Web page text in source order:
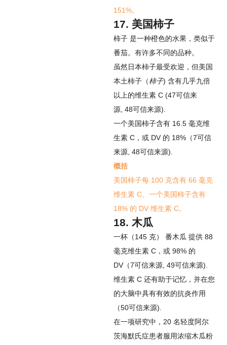
151%。
17. 美国柿子
柿子 是一种橙色的水果，类似于
番茄。有许多不同的品种。
虽然日本柿子最受欢迎，但美国
本土柿子（柿子) 含有几乎九倍
以上的维生素 C (47可信来
源 48可信来源).
一个美国柿子含有 16.5 毫克维
生素 C，或 DV 的 18%（7可信
来源 48可信来源).
概括
美国柿子每 100 克含有 66 毫克
维生素 C。一个美国柿子含有
18% 的 DV 维生素 C。
18. 木瓜
一杯（145 克） 番木瓜 提供 88
毫克维生素 C，或 98% 的
DV（7可信来源 49可信来源).
维生素 C 还有助于记忆，并在您
的大脑中具有有效的抗炎作用
（50可信来源).
在一项研究中，20 名轻度阿尔
茨海默氏症患者服用浓缩木瓜粉